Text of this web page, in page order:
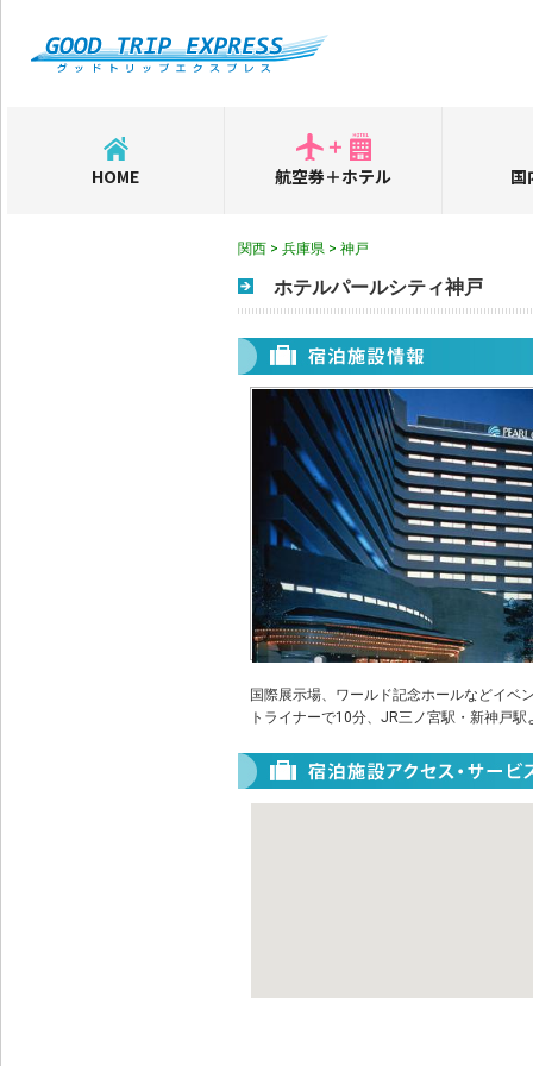
HOME 航空券＋ホテル 国
関西 > 兵庫県 > 神戸
ホテルパールシティ神戸
国際展示場、ワールド記念ホールなどイベ
トライナーで10分、JR三ノ宮駅・新神戸